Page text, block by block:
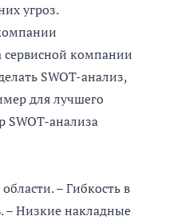
угроз.
сервисной компании
SWOT-анализ,
для лучшего
анализа
– Гибкость в
– Низкие накладные